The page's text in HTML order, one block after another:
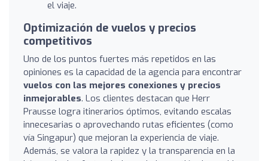
el viaje.
Optimización de vuelos y precios
competitivos
Uno de los puntos fuertes más repetidos en las
opiniones es la capacidad de la agencia para encontrar
vuelos con las mejores conexiones y precios
inmejorables. Los clientes destacan que Herr
Prausse logra itinerarios óptimos, evitando escalas
innecesarias o aprovechando rutas eficientes (como
vía Singapur) que mejoran la experiencia de viaje.
Además, se valora la rapidez y la transparencia en la